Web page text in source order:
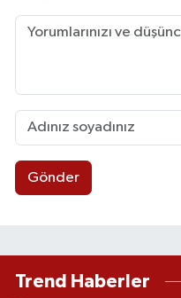
Gönder
Trend Haberler